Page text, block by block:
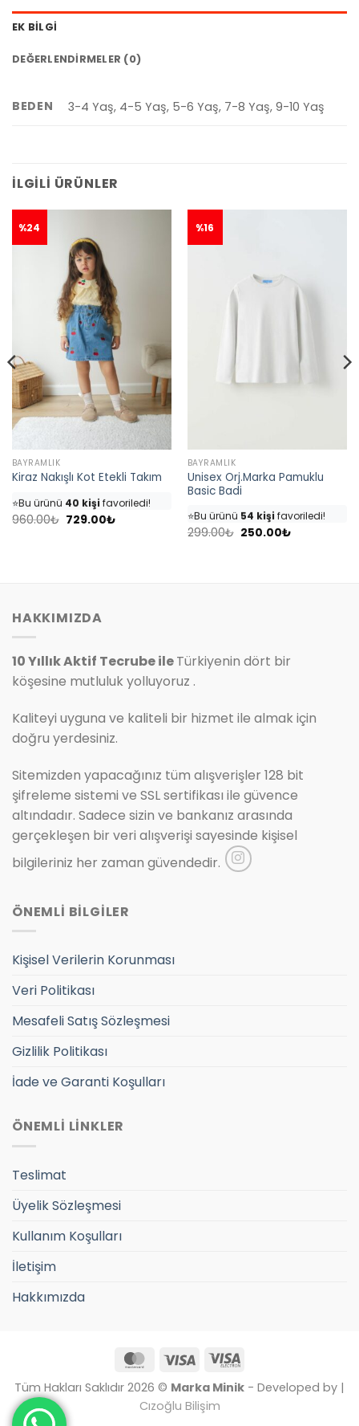
EK BILGI
DEĞERLENDIRMELER (0)
BEDEN 3-4 Yaş, 4-5 Yaş, 5-6 Yaş, 7-8 Yaş, 9-10 Yaş
İLGILI ÜRÜNLER
%24
BAYRAMLIK
Kiraz Nakışlı Kot Etekli Takım
👀Şu an35 kişiinceliyor!
⭐️Bu ürünü 40 kişi favoriledi!
🛒18 kişisepetine ekledi!
960.00₺ Orijinal
729.00₺Şu
%16
BAYRAMLIK
Unisex Orj.Marka Pamuklu
Basic Badi
👀Şu an46 kişi
⭐️Bu ürünü 54 kişi favoriledi!
🛒25 kişisepetine ekledi!
299.00₺ Orijinal
250.00₺Şu
HAKKIMIZDA
10 Yıllık Aktif Tecrube ileTürkiyenin dört bir
köşesine mutluluk yolluyoruz .
Kaliteyi uyguna ve kaliteli bir hizmet ile almak için
doğru yerdesiniz.
Sitemizden yapacağınız tüm alışverişler 128 bit
şifreleme sistemi ve SSL sertifikası ile güvence
altındadır. Sadece sizin ve bankanız arasında
gerçekleşen bir veri alışverişi sayesinde kişisel
bilgileriniz her zaman güvendedir.
ÖNEMLİ BİLGİLER
Kişisel Verilerin Korunması
Veri Politikası
Mesafeli Satış Sözleşmesi
Gizlilik Politikası
İade ve Garanti Koşulları
ÖNEMLİ LİNKLER
Teslimat
Üyelik Sözleşmesi
Kullanım Koşulları
İletişim
Hakkımızda
MasterCard
Visa
Visa
Tüm Hakları Saklıdır 2026 © Marka Minik - Developed by |
Cızoğlu Bilişim